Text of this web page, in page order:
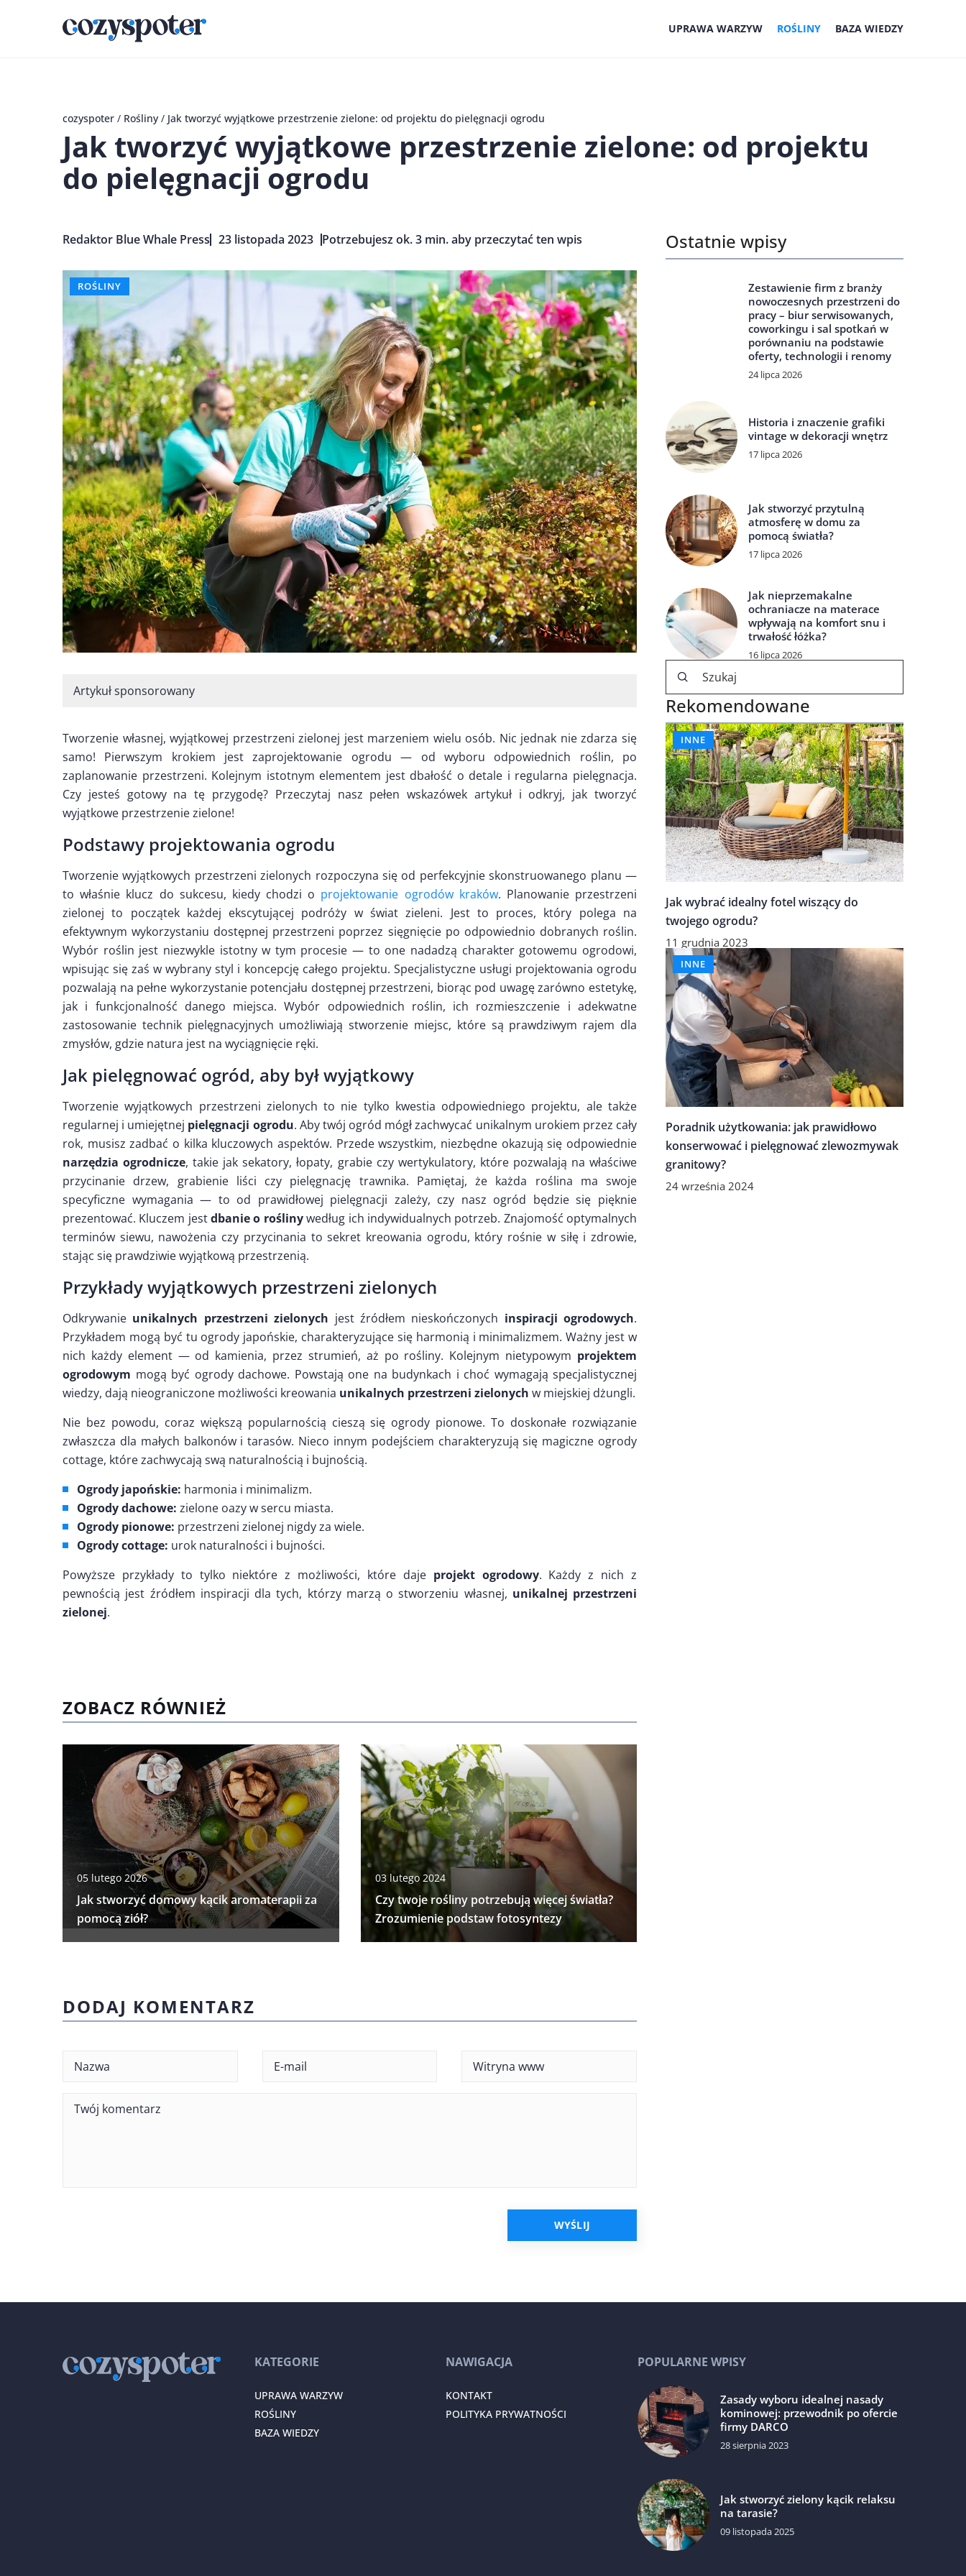
UPRAWA WARZYW ROŚLINY BAZA WIEDZY
cozyspoter / Rośliny / Jak tworzyć wyjątkowe przestrzenie zielone: od projektu do pielęgnacji ogrodu
Jak tworzyć wyjątkowe przestrzenie zielone: od projektu
do pielęgnacji ogrodu
Redaktor Blue Whale Press 23 listopada 2023 Potrzebujesz ok. 3 min. aby przeczytać ten wpis
ROŚLINY
Artykuł sponsorowany
Tworzenie własnej, wyjątkowej przestrzeni zielonej jest marzeniem wielu osób. Nic jednak nie zdarza się
samo! Pierwszym krokiem jest zaprojektowanie ogrodu — od wyboru odpowiednich roślin, po
zaplanowanie przestrzeni. Kolejnym istotnym elementem jest dbałość o detale i regularna pielęgnacja.
Czy jesteś gotowy na tę przygodę? Przeczytaj nasz pełen wskazówek artykuł i odkryj, jak tworzyć
wyjątkowe przestrzenie zielone!
Podstawy projektowania ogrodu
Tworzenie wyjątkowych przestrzeni zielonych rozpoczyna się od perfekcyjnie skonstruowanego planu —
to właśnie klucz do sukcesu, kiedy chodzi o projektowanie ogrodów kraków. Planowanie przestrzeni
zielonej to początek każdej ekscytującej podróży w świat zieleni. Jest to proces, który polega na
efektywnym wykorzystaniu dostępnej przestrzeni poprzez sięgnięcie po odpowiednio dobranych roślin.
Wybór roślin jest niezwykle istotny w tym procesie — to one nadadzą charakter gotowemu ogrodowi,
wpisując się zaś w wybrany styl i koncepcję całego projektu. Specjalistyczne usługi projektowania ogrodu
pozwalają na pełne wykorzystanie potencjału dostępnej przestrzeni, biorąc pod uwagę zarówno estetykę,
jak i funkcjonalność danego miejsca. Wybór odpowiednich roślin, ich rozmieszczenie i adekwatne
zastosowanie technik pielęgnacyjnych umożliwiają stworzenie miejsc, które są prawdziwym rajem dla
zmysłów, gdzie natura jest na wyciągnięcie ręki.
Jak pielęgnować ogród, aby był wyjątkowy
Tworzenie wyjątkowych przestrzeni zielonych to nie tylko kwestia odpowiedniego projektu, ale także
regularnej i umiejętnej pielęgnacji ogrodu. Aby twój ogród mógł zachwycać unikalnym urokiem przez cały
rok, musisz zadbać o kilka kluczowych aspektów. Przede wszystkim, niezbędne okazują się odpowiednie
narzędzia ogrodnicze, takie jak sekatory, łopaty, grabie czy wertykulatory, które pozwalają na właściwe
przycinanie drzew, grabienie liści czy pielęgnację trawnika. Pamiętaj, że każda roślina ma swoje
specyficzne wymagania — to od prawidłowej pielęgnacji zależy, czy nasz ogród będzie się pięknie
prezentować. Kluczem jestdbanie o roślinywedług ich indywidualnych potrzeb. Znajomość optymalnych
terminów siewu, nawożenia czy przycinania to sekret kreowania ogrodu, który rośnie w siłę i zdrowie,
stając się prawdziwie wyjątkową przestrzenią.
Przykłady wyjątkowych przestrzeni zielonych
Odkrywanie unikalnych przestrzeni zielonych jest źródłem nieskończonych inspiracji ogrodowych.
Przykładem mogą być tu ogrody japońskie, charakteryzujące się harmonią i minimalizmem. Ważny jest w
nich każdy element — od kamienia, przez strumień, aż po rośliny. Kolejnym nietypowym projektem
ogrodowym mogą być ogrody dachowe. Powstają one na budynkach i choć wymagają specjalistycznej
wiedzy, dają nieograniczone możliwości kreowania unikalnych przestrzeni zielonych w miejskiej dżungli.
Nie bez powodu, coraz większą popularnością cieszą się ogrody pionowe. To doskonałe rozwiązanie
zwłaszcza dla małych balkonów i tarasów. Nieco innym podejściem charakteryzują się magiczne ogrody
cottage, które zachwycają swą naturalnością i bujnością.
Ogrody japońskie: harmonia i minimalizm.
Ogrody dachowe: zielone oazy w sercu miasta.
Ogrody pionowe: przestrzeni zielonej nigdy za wiele.
Ogrody cottage: urok naturalności i bujności.
Powyższe przykłady to tylko niektóre z możliwości, które daje projekt ogrodowy. Każdy z nich z
pewnością jest źródłem inspiracji dla tych, którzy marzą o stworzeniu własnej, unikalnej przestrzeni
zielonej.
ZOBACZ RÓWNIEŻ
05 lutego 2026
Jak stworzyć domowy kącik aromaterapii za
pomocą ziół?
03 lutego 2024
Czy twoje rośliny potrzebują więcej światła?
Zrozumienie podstaw fotosyntezy
Ostatnie wpisy
Zestawienie firm z branży
nowoczesnych przestrzeni do
pracy – biur serwisowanych,
coworkingu i sal spotkań w
porównaniu na podstawie
oferty, technologii i renomy
24 lipca 2026
Historia i znaczenie grafiki
vintage w dekoracji wnętrz
17 lipca 2026
Jak stworzyć przytulną
atmosferę w domu za
pomocą światła?
17 lipca 2026
Jak nieprzemakalne
ochraniacze na materace
wpływają na komfort snu i
trwałość łóżka?
16 lipca 2026
Rekomendowane
INNE
Jak wybrać idealny fotel wiszący do
twojego ogrodu?
11 grudnia 2023
INNE
Poradnik użytkowania: jak prawidłowo
konserwować i pielęgnować zlewozmywak
granitowy?
24 września 2024
DODAJ KOMENTARZ
KATEGORIE
UPRAWA WARZYW
ROŚLINY
BAZA WIEDZY
NAWIGACJA
KONTAKT
POLITYKA PRYWATNOŚCI
POPULARNE WPISY
Zasady wyboru idealnej nasady
kominowej: przewodnik po ofercie
firmy DARCO
28 sierpnia 2023
Jak stworzyć zielony kącik relaksu
na tarasie?
09 listopada 2025